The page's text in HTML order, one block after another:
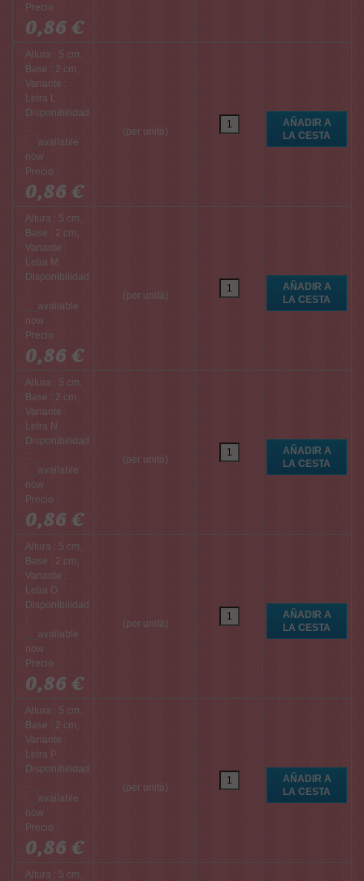
Precio :
0,86 €
Altura : 5 cm,
Base : 2 cm,
Variante :
Letra L
Disponibilidad
:
Precio :
0,86 €
(per unità)
Altura : 5 cm,
Base : 2 cm,
Variante :
Letra M
Disponibilidad
:
Precio :
0,86 €
(per unità)
Altura : 5 cm,
Base : 2 cm,
Variante :
Letra N
Disponibilidad
:
Precio :
0,86 €
(per unità)
Altura : 5 cm,
Base : 2 cm,
Variante :
Letra O
Disponibilidad
:
Precio :
0,86 €
(per unità)
Altura : 5 cm,
Base : 2 cm,
Variante :
Letra P
Disponibilidad
:
Precio :
0,86 €
(per unità)
Altura : 5 cm,